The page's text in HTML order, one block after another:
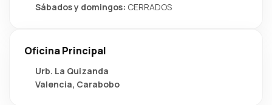
Sábados y domingos: CERRADOS
Oficina Principal
Urb. La Quizanda
Valencia, Carabobo